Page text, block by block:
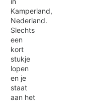
Kamperland,
Nederland.
Slechts
een
kort
stukje
lopen
en je
staat
aan het